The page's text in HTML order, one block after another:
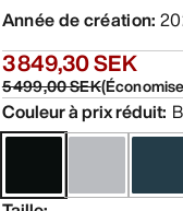
Année de création:
3 849,30 SEK
5 499,00 SEK(
Couleur à prix réduit: